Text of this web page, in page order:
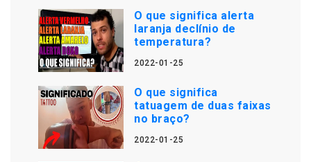
O que significa alerta
laranja declínio de
temperatura?
2022-01-25
O que significa
tatuagem de duas faixas
no braço?
2022-01-25